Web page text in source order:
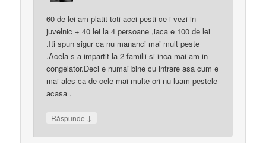
60 de lei am platit toti acei pesti ce-i vezi in
juvelnic + 40 lei la 4 persoane ,iaca e 100 de lei
.Iti spun sigur ca nu mananci mai mult peste
.Acela s-a impartit la 2 familii si inca mai am in
congelator.Deci e numai bine cu intrare asa cum e
mai ales ca de cele mai multe ori nu luam pestele
acasa .
Răspunde ↓